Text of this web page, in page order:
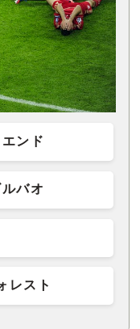
ンド
バオ
レスト